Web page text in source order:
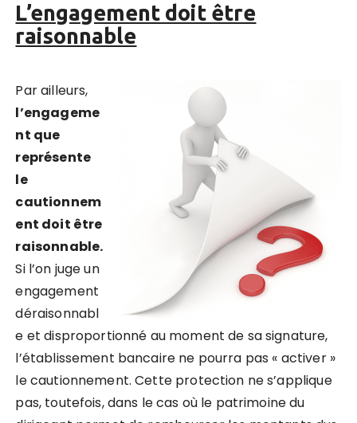
L’engagement doit être
raisonnable
Par ailleurs,
l’engageme
nt que
représente
le
cautionnem
ent doit être
raisonnable.
Si l’on juge un
engagement
déraisonnabl
e et disproportionné au moment de sa signature,
l’établissement bancaire ne pourra pas « activer »
le cautionnement. Cette protection ne s’applique
pas, toutefois, dans le cas où le patrimoine du